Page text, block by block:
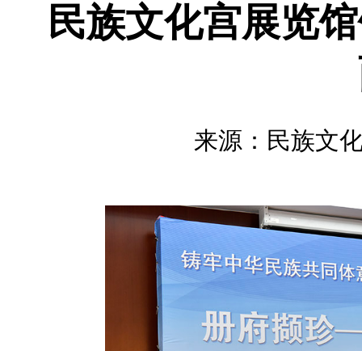
民族文化宫展览
来源：民族文